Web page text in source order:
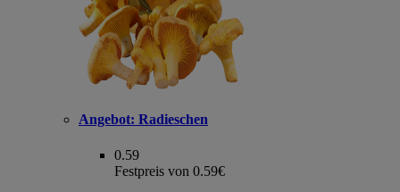
Angebot: Radieschen
0.59
Festpreis von 0.59€